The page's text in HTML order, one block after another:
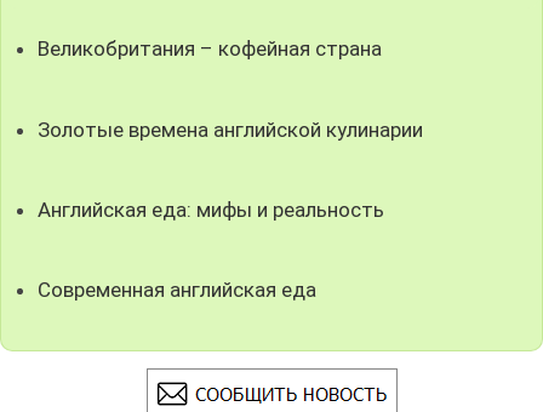
Великобритания – кофейная страна
Золотые времена английской кулинарии
Английская еда: мифы и реальность
Современная английская еда